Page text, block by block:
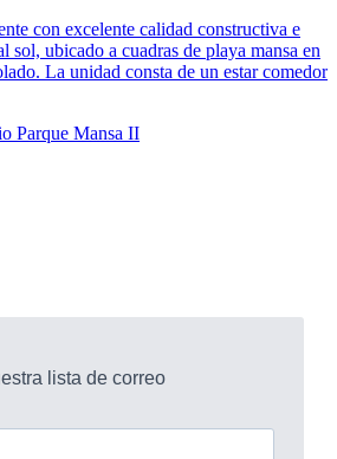
con excelente calidad constructiva e
sol, ubicado a cuadras de playa mansa en
La unidad consta de un estar comedor
Parque Mansa II